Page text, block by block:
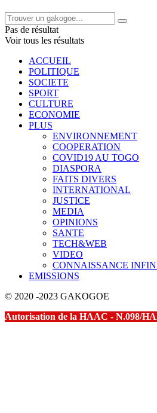
Pas de résultat
Voir tous les résultats
ACCUEIL
POLITIQUE
SOCIETE
SPORT
CULTURE
ECONOMIE
PLUS
ENVIRONNEMENT
COOPERATION
COVID19 AU TOGO
DIASPORA
FAITS DIVERS
INTERNATIONAL
JUSTICE
MEDIA
OPINIONS
SANTE
TECH&WEB
VIDEO
CONNAISSANCE
EMISSIONS
© 2020 -2023 GAKOGOE
Autorisation de la HAAC - N.098/